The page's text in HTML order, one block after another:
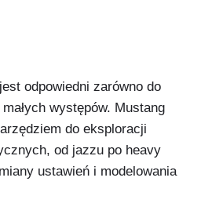
odpowiedni zarówno do
występów. Mustang
do eksploracji
od jazzu po heavy
ustawień i modelowania